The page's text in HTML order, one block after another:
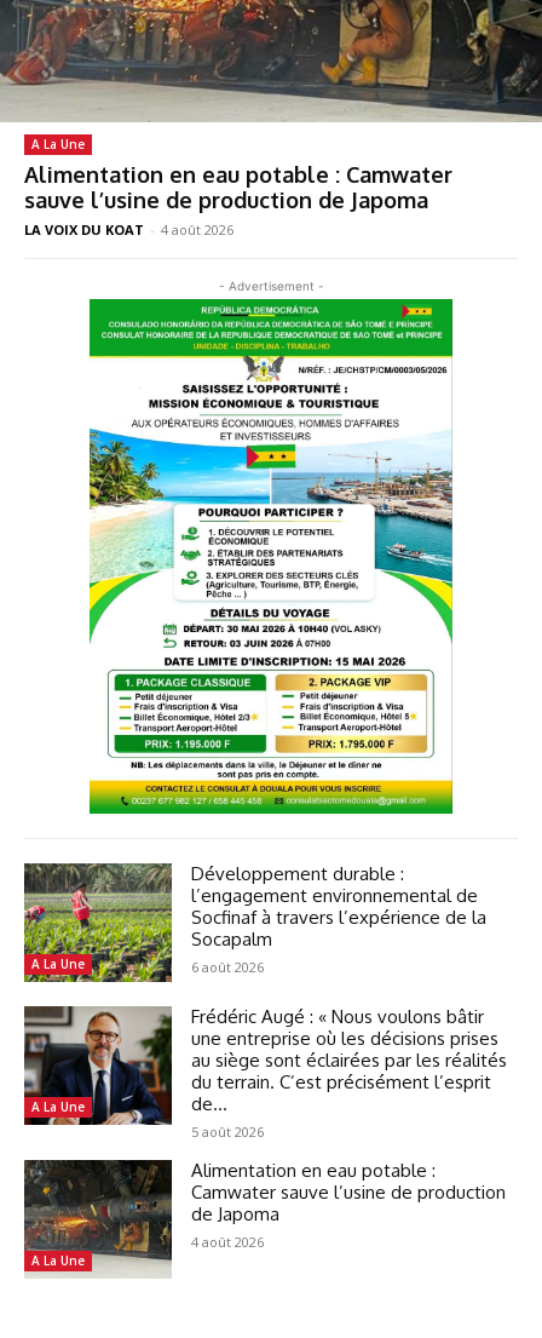
A La Une
Alimentation en eau potable : Camwater
sauve l’usine de production de Japoma
LA VOIX DU KOAT - 4 août 2026
- Advertisement -
A La Une
Développement durable :
l’engagement environnemental de
Socfinaf à travers l’expérience de la
Socapalm
6 août 2026
A La Une
Frédéric Augé : « Nous voulons bâtir
une entreprise où les décisions prises
au siège sont éclairées par les réalités
du terrain. C’est précisément l’esprit
de...
5 août 2026
A La Une
Alimentation en eau potable :
Camwater sauve l’usine de production
de Japoma
4 août 2026